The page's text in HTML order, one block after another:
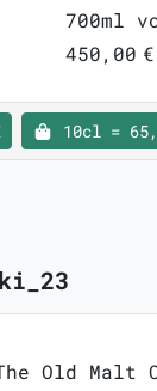
700ml
450,00
10cl =
Old Malt